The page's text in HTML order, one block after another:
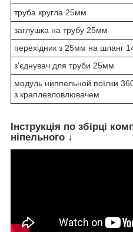
труба кругла 25мм
заглушка на трубу 25мм
перехідник з 25мм на шланг
з'єднувач для труби 25мм
модуль ниппельной поїлки
з краплевловлювачем
Інструкція по збірці
ніпельного ↓